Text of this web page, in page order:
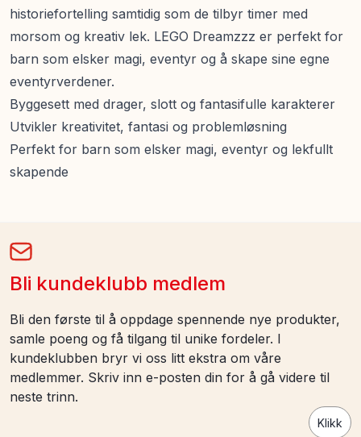
historiefortelling samtidig som de tilbyr timer med
morsom og kreativ lek. LEGO Dreamzzz er perfekt for
barn som elsker magi, eventyr og å skape sine egne
eventyrverdener.
Byggesett med drager, slott og fantasifulle karakterer
Utvikler kreativitet, fantasi og problemløsning
Perfekt for barn som elsker magi, eventyr og lekfullt
skapende
Bli kundeklubb medlem
Bli den første til å oppdage spennende nye produkter,
samle poeng og få tilgang til unike fordeler. I
kundeklubben bryr vi oss litt ekstra om våre
medlemmer. Skriv inn e-posten din for å gå videre til
neste trinn.
Klikk